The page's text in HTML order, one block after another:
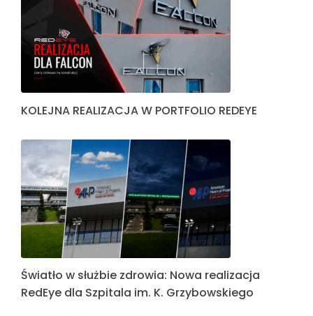
KOLEJNA REALIZACJA W PORTFOLIO REDEYE
Światło w służbie zdrowia: Nowa realizacja
RedEye dla Szpitala im. K. Grzybowskiego